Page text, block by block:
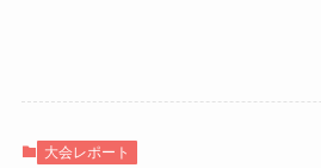
大会レポート